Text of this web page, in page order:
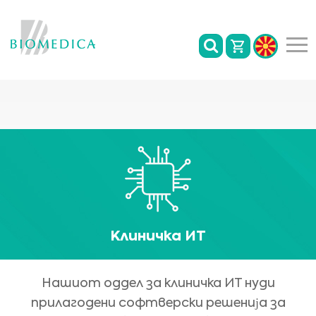
Клиничка ИТ
Нашиот оддел за клиничка ИТ нуди
прилагодени софтверски решенија за